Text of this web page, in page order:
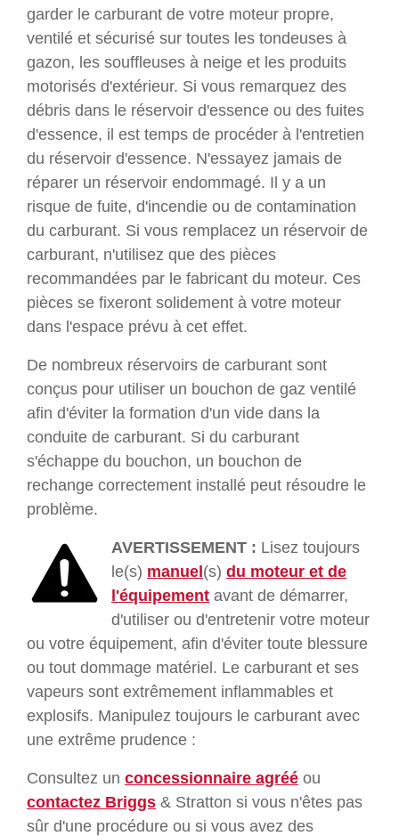
garder le carburant de votre moteur propre,
ventilé et sécurisé sur toutes les tondeuses à
gazon, les souffleuses à neige et les produits
motorisés d'extérieur. Si vous remarquez des
débris dans le réservoir d'essence ou des fuites
d'essence, il est temps de procéder à l'entretien
du réservoir d'essence. N'essayez jamais de
réparer un réservoir endommagé. Il y a un
risque de fuite, d'incendie ou de contamination
du carburant. Si vous remplacez un réservoir de
carburant, n'utilisez que des pièces
recommandées par le fabricant du moteur. Ces
pièces se fixeront solidement à votre moteur
dans l'espace prévu à cet effet.
De nombreux réservoirs de carburant sont
conçus pour utiliser un bouchon de gaz ventilé
afin d'éviter la formation d'un vide dans la
conduite de carburant. Si du carburant
s'échappe du bouchon, un bouchon de
rechange correctement installé peut résoudre le
problème.
AVERTISSEMENT : Lisez toujours
le(s) manuel(s) du moteur et de
l'équipement avant de démarrer,
d'utiliser ou d'entretenir votre moteur
ou votre équipement, afin d'éviter toute blessure
ou tout dommage matériel. Le carburant et ses
vapeurs sont extrêmement inflammables et
explosifs. Manipulez toujours le carburant avec
une extrême prudence :
Consultez un concessionnaire agréé ou
contactez Briggs & Stratton si vous n'êtes pas
sûr d'une procédure ou si vous avez des